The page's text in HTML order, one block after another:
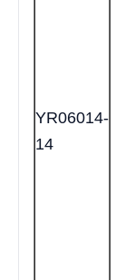
YR06014-
14